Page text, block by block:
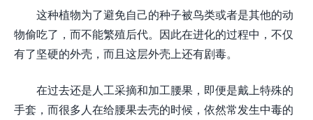
这种植物为了避免自己的种子被鸟类或者是其他的动
物偷吃了，而不能繁殖后代。因此在进化的过程中，不仅
有了坚硬的外壳，而且这层外壳上还有剧毒。
在过去还是人工采摘和加工腰果，即便是戴上特殊的
手套，而很多人在给腰果去壳的时候，依然常发生中毒的